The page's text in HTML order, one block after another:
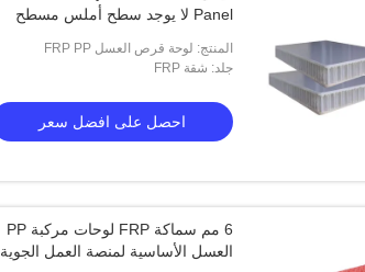
Panel لا يوجد سطح أملس مسطح
المنتج: لوحة قرص العسل FRP PP
جلد: شقة FRP
احصل على افضل سعر
6 مم سماكة FRP لوحات مركبة PP
العسل الأساسية لمنصة العمل الجوية